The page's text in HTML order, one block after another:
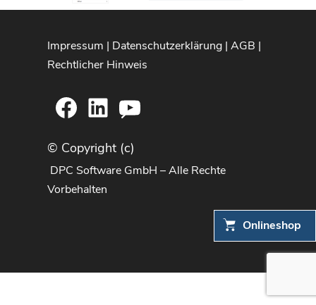
Onlineshop
Impressum | Datenschutzerklärung |AGB |
Rechtlicher Hinweis
Facebook
LinkedIn
YouTube
© Copyright (c)
DPC Software GmbH – Alle Rechte
Vorbehalten